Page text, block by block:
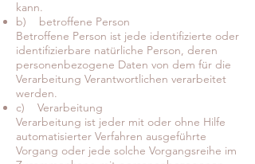
kann.
b) betroffene Person
Betroffene Person ist jede identifizierte oder
identifizierbare natürliche Person, deren
personenbezogene Daten von dem für die
Verarbeitung Verantwortlichen verarbeitet
werden.
c) Verarbeitung
Verarbeitung ist jeder mit oder ohne Hilfe
automatisierter Verfahren ausgeführte
Vorgang oder jede solche Vorgangsreihe im